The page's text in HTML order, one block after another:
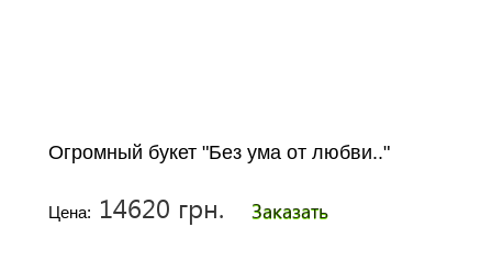
Огромный букет "Без ума от любви.."
Цена: 14620 грн. Заказать